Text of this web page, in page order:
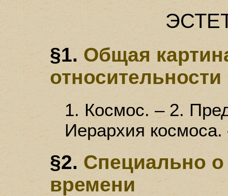
§1.Общая
относительности
1. Космос. – 2.
Иерархия
§2. Специально о
времени